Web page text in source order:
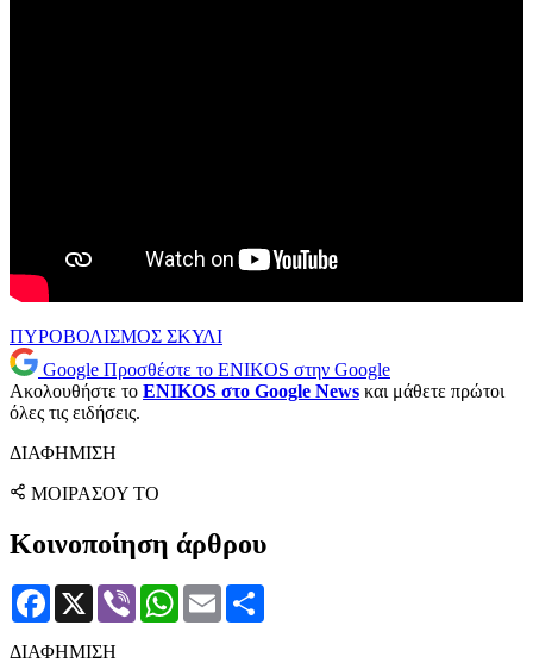
ΠΥΡΟΒΟΛΙΣΜΟΣ ΣΚΥΛΙ
Google Προσθέστε το ENIKOS στην Google
Ακολουθήστε το ENIKOS στο Google News και μάθετε πρώτοι
όλες τις ειδήσεις.
ΔΙΑΦΗΜΙΣΗ
ΜΟΙΡΑΣΟΥ ΤΟ
Κοινοποίηση άρθρου
Facebook
X Viber WhatsApp
Email
ΔΙΑΦΗΜΙΣΗ